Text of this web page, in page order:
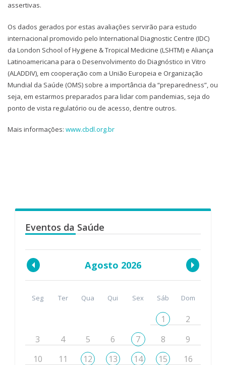
assertivas.
Os dados gerados por estas avaliações servirão para estudo
internacional promovido pelo International Diagnostic Centre (IDC)
da London School of Hygiene & Tropical Medicine (LSHTM) e Aliança
Latinoamericana para o Desenvolvimento do Diagnóstico in Vitro
(ALADDIV), em cooperação com a União Europeia e Organização
Mundial da Saúde (OMS) sobre a importância da “preparedness”, ou
seja, em estarmos preparados para lidar com pandemias, seja do
ponto de vista regulatório ou de acesso, dentre outros.
Mais informações: www.cbdl.org.br
Eventos da Saúde
Agosto 2026
Seg Ter Qua Qui Sex Sáb Dom
1
2
3
4 5 6 7 8
9
10
11 12 13 14 15
16